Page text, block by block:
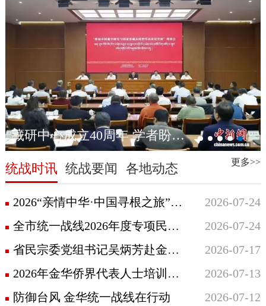
浙江省委十五届九次全体会议在杭州举行
统战时讯 统战要闻 各地动态 更多>>
2026“亲情中华·中国寻根之旅”夏令营浙江金华营、浙江东阳营双营启幕
2026-07-24
全市统一战线2026年度专项民主监督工作推进召开
2026-07-24
省民宗委党组书记吴炳芳赴金华调研宗教工作
2026-07-17
2026年金华侨界代表人士培训班成功举办
2026-07-13
防御台风 金华统一战线在行动
2026-07-12